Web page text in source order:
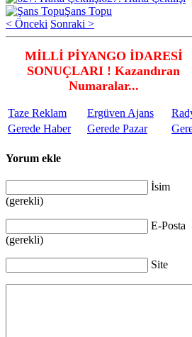
Şans Topu
< Önceki Sonraki >
MİLLİ PİYANGO İDARESİ
SONUÇLARI ! Kazandıran
Numaralar...
Taze Reklam Ergüven Ajans
Gerede Haber
Gerede Pazar
Yorum ekle
İsim
(gerekli)
E-Posta
(gerekli)
Site